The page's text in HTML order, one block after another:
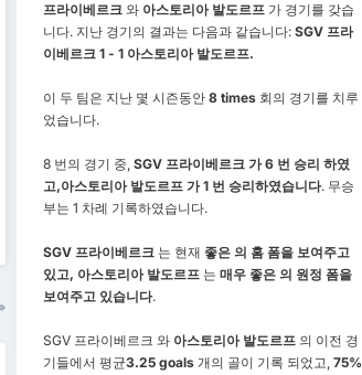
프라이베르크와 아스토리아 발도르프가 경기를 갖습
니다. 지난 경기의 결과는 다음과 같습니다: SGV 프라
이베르크 1 - 1 아스토리아 발도르프.
이 두 팀은 지난 몇 시즌동안 8 times회의 경기를 치루
었습니다.
8 번의 경기 중, SGV 프라이베르크 가 6 번 승리 하였
고,아스토리아 발도르프 가 1 번 승리하였습니다. 무승
부는 1 차례 기록하였습니다.
SGV 프라이베르크는 현재 좋은 의 홈 폼을 보여주고
있고, 아스토리아 발도르프는 매우 좋은 의 원정 폼을
보여주고 있습니다.
SGV 프라이베르크 와 아스토리아 발도르프의 이전 경
기들에서 평균3.25 goals개의 골이 기록 되었고, 75%